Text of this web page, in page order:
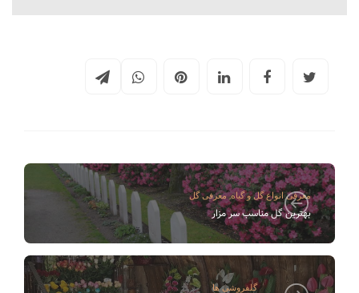
معرفی انواع گل و گیاه,معرفی گل
بهترین گل مناسب سر مزار
گلفروشی ها